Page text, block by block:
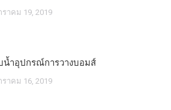
ราคม 19, 2019
น้ำอุปกรณ์การวางบอมส์
ราคม 16, 2019